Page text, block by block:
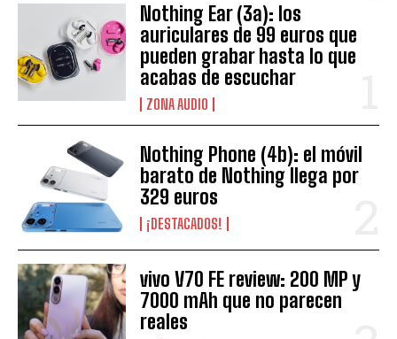
Nothing Ear (3a): los
auriculares de 99 euros que
pueden grabar hasta lo que
acabas de escuchar
ZONA AUDIO
Nothing Phone (4b): el móvil
barato de Nothing llega por
329 euros
¡DESTACADOS!
vivo V70 FE review: 200 MP y
7000 mAh que no parecen
reales